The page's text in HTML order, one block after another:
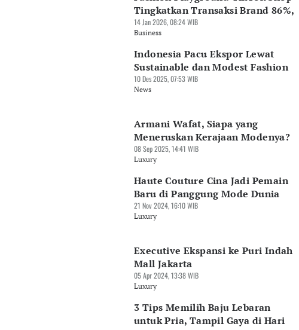
Tingkatkan Transaksi Brand 86%,
14 Jan 2026, 08:24 WIB
Business
Indonesia Pacu Ekspor Lewat
Sustainable dan Modest Fashion
10 Des 2025, 07:53 WIB
News
Armani Wafat, Siapa yang
Meneruskan Kerajaan Modenya?
08 Sep 2025, 14:41 WIB
Luxury
Haute Couture Cina Jadi Pemain
Baru di Panggung Mode Dunia
21 Nov 2024, 16:10 WIB
Luxury
Executive Ekspansi ke Puri Indah
Mall Jakarta
05 Apr 2024, 13:38 WIB
Luxury
3 Tips Memilih Baju Lebaran
untuk Pria, Tampil Gaya di Hari